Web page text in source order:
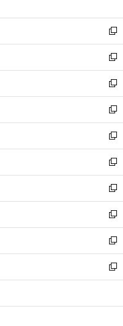
開
く
ウ
で
開
く
ン
ド
ウ
で
開
く
ウ
ィ
ン
ド
ウ
で
開
く
新
し
い
ウ
ィ
ン
ド
ウ
で
開
く
新
し
い
ウ
ィ
ン
ド
ウ
で
開
く
新
し
い
ウ
ィ
ン
ド
ウ
で
開
く
新
し
い
ウ
ィ
ン
ド
ウ
で
開
く
新
し
い
ウ
ィ
ン
ド
ウ
で
開
く
新
し
い
ウ
ィ
ン
ド
ウ
で
開
新
し
い
ウ
ィ
ン
ド
ウ
開
新
し
い
ウ
ィ
ン
ウ
新
し
い
ウ
ン
新
し
ウ